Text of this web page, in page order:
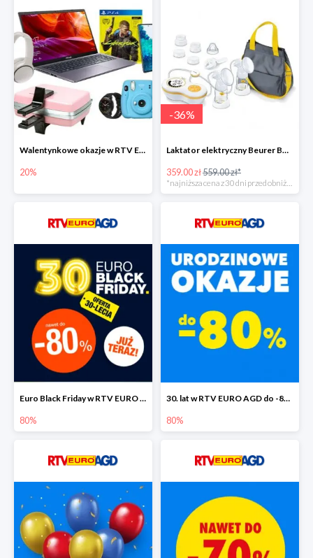
Walentynkowe okazje w RTV EURO AGD do -20%
20%
-36%
Laktator elektryczny Beurer BY 70 -35%
359.00 zł559.00 zł*
*najniższa cena z 30 dni przed obniżką
Euro Black Friday w RTV EURO AGD do -80%
80%
30. lat w RTV EURO AGD do -80%
80%